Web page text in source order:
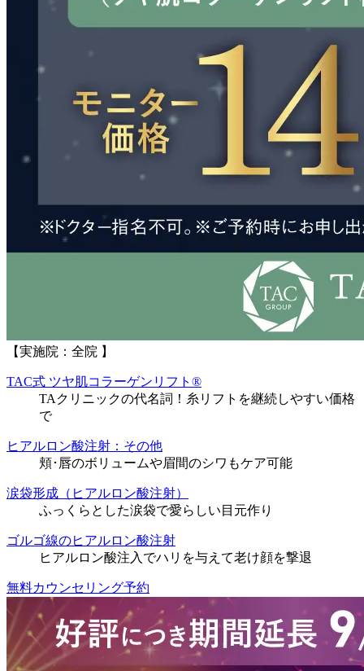
【実施院：全院 】
TAC式 ツヤ肌コラーゲンリフト®
TAクリニックの代名詞！糸リフトを継続しやすい価格
で
ヒアルロン酸注射：その他
頬･唇のボリュームや眉間のシワもケア可能
涙袋形成（ヒアルロン酸注射）
ふっくらとした涙袋で愛らしい目元作り
ゴルゴ線のヒアルロン酸注射
ヒアルロン酸注入でハリを与えて老け顔を撃退
無料カウンセリング予約